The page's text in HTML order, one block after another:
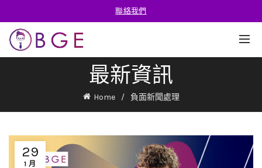
聯絡我們
最新資訊
Home 負面新聞處理
29
1 月